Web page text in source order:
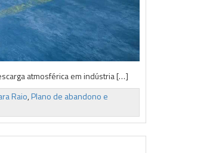
atmosférica em indústria […]
Raio,Plano de abandono e